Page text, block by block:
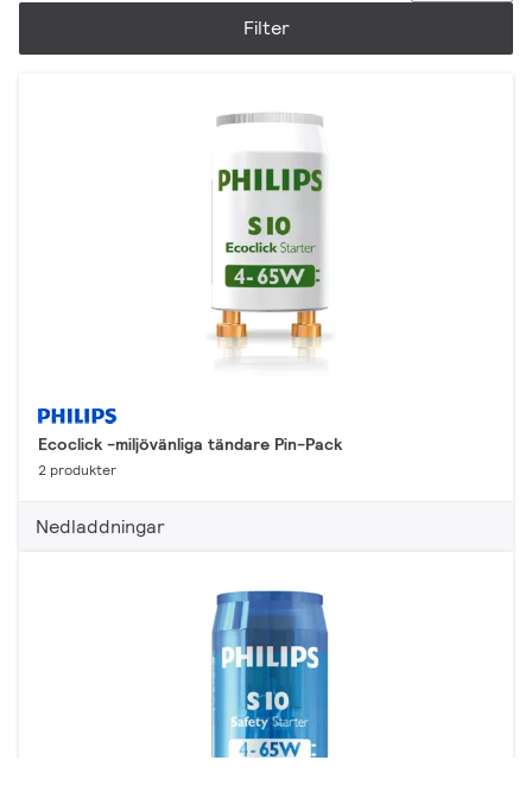
Filter
Ecoclick -miljövänliga tändare Pin-Pack
2 produkter
Nedladdningar